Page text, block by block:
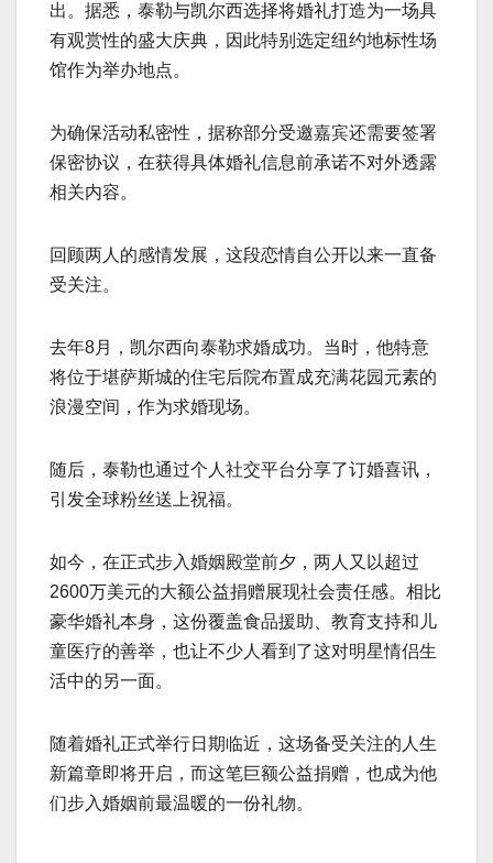
出。据悉，泰勒与凯尔西选择将婚礼打造为一场具
有观赏性的盛大庆典，因此特别选定纽约地标性场
馆作为举办地点。
为确保活动私密性，据称部分受邀嘉宾还需要签署
保密协议，在获得具体婚礼信息前承诺不对外透露
相关内容。
回顾两人的感情发展，这段恋情自公开以来一直备
受关注。
去年8月，凯尔西向泰勒求婚成功。当时，他特意
将位于堪萨斯城的住宅后院布置成充满花园元素的
浪漫空间，作为求婚现场。
随后，泰勒也通过个人社交平台分享了订婚喜讯，
引发全球粉丝送上祝福。
如今，在正式步入婚姻殿堂前夕，两人又以超过
2600万美元的大额公益捐赠展现社会责任感。相比
豪华婚礼本身，这份覆盖食品援助、教育支持和儿
童医疗的善举，也让不少人看到了这对明星情侣生
活中的另一面。
随着婚礼正式举行日期临近，这场备受关注的人生
新篇章即将开启，而这笔巨额公益捐赠，也成为他
们步入婚姻前最温暖的一份礼物。